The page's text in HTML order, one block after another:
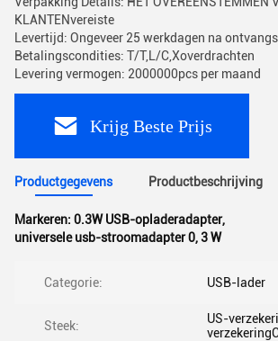
KLANTENvereiste
Levertijd: Ongeveer 25 werkdagen na
Betalingscondities: T/T,L/C,Xoverdrachten
Levering vermogen: 2000000pcs per maand
Krijg Beste Prijs
Productgegevens Productbeschrijving
Markeren: 0.3W USB-opladeradapter,
universele usb-stroomadapter 0,3 W
Categorie: USB-lader
Steek:
US-